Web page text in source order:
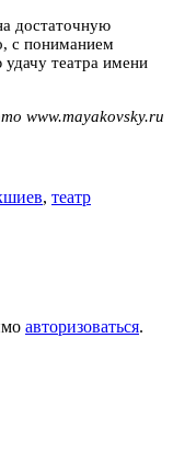
достаточную
с пониманием
театра имени
www.mayakovsky.ru
, театр
авторизоваться.